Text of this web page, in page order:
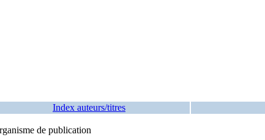
Index auteurs/titres
de publication